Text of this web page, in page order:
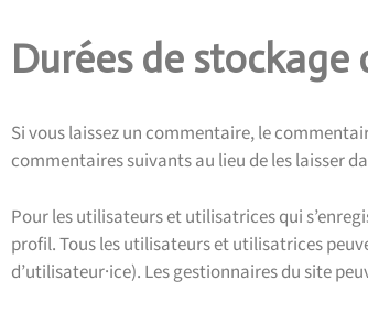
Durées de stockage
Si vous laissez un commentaire, le
commentaires suivants au lieu de les laisser
Pour les utilisateurs et utilisatrices qui
profil. Tous les utilisateurs et utilisatrices
d’utilisateur·ice). Les gestionnaires du site